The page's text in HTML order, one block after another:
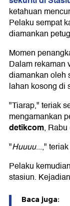
ketahuan
Pelaku sempat
diamankan
Momen
Dalam rekaman
diamankan oleh
lahan kosong di
"Tiarap," teriak
mengamankan
detikcom,
"Huuuu...,"
Pelaku
stasiun.
Baca juga: